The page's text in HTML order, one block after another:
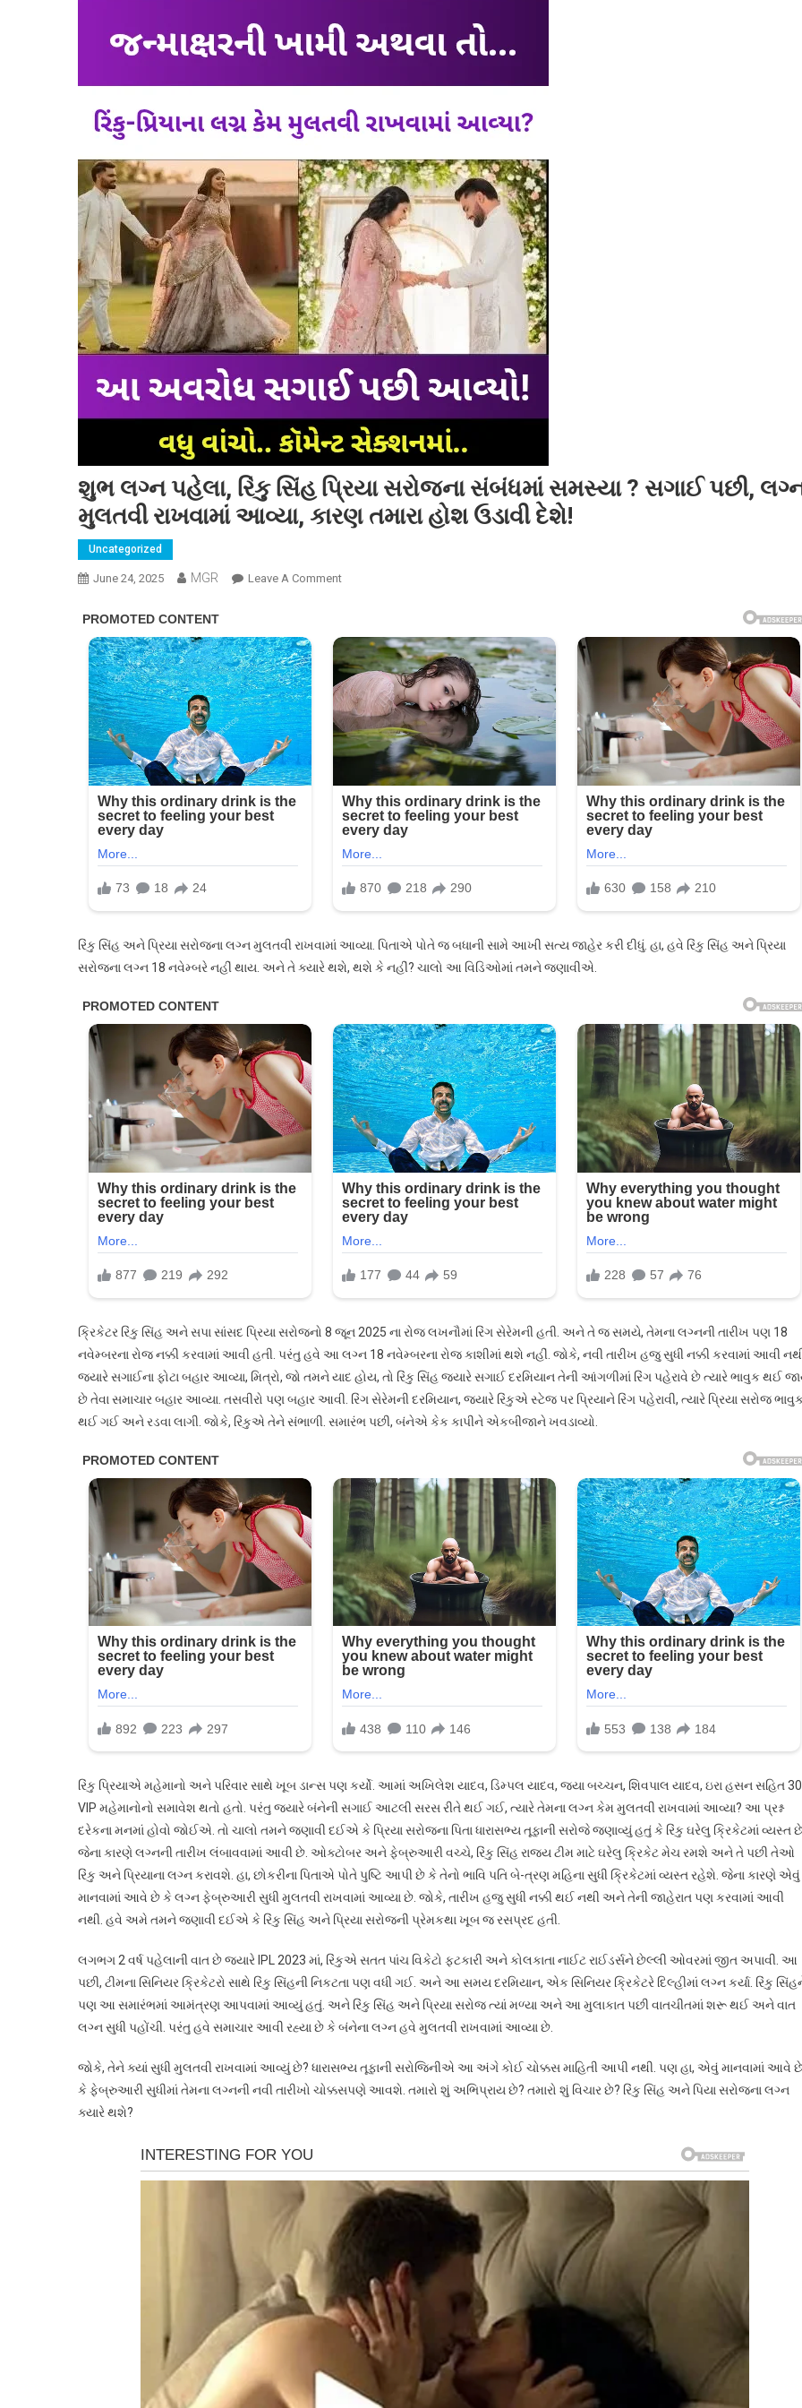
શુભ લગ્ન પહેલા, રિંકુ સિંહ પ્રિયા સરોજના સંબંધમાં સમસ્યા ? સગાઈ પછી,
મુલતવી રાખવામાં આવ્યા, કારણ તમારા હોશ ઉડાવી દેશે!
Uncategorized
June 24, 2025 MGR Leave A CommentOn
પહેલા,
રિંકુ
સિંહ
પ્રિયા
સરોજના
સંબંધમાં
?
સગાઈ
પછી,
મુલતવી
રાખવામાં
તમારા
હોશ
રિંકુ સિંહ અને પ્રિયા સરોજના લગ્ન મુલતવી રાખવામાં આવ્યા. પિતાએ પોતે જ બધાની સામે આખી સત્ય જાહેર કરી દીધું. હા, હવે રિંકુ સિંહ અને પ્રિયા
સરોજના લગ્ન 18 નવેમ્બરે નહીં થાય. અને તે ક્યારે થશે, થશે કે નહીં? ચાલો આ વિડિઓમાં તમને જણાવીએ.
ક્રિકેટર રિંકુ સિંહ અને સપા સાંસદ પ્રિયા સરોજનો 8 જૂન 2025 ના રોજ લખનૌમાં રિંગ સેરેમની હતી. અને તે જ સમયે, તેમના લગ્નની તારીખ પણ 18
નવેમ્બરના રોજ નક્કી કરવામાં આવી હતી. પરંતુ હવે આ લગ્ન 18 નવેમ્બરના રોજ કાશીમાં થશે નહીં. જોકે, નવી તારીખ હજુ સુધી નક્કી કરવામાં આવી
જ્યારે સગાઈના ફોટા બહાર આવ્યા, મિત્રો, જો તમને યાદ હોય, તો રિંકુ સિંહ જ્યારે સગાઈ દરમિયાન તેની આંગળીમાં રિંગ પહેરાવે છે ત્યારે ભાવુક થઈ
છે તેવા સમાચાર બહાર આવ્યા. તસવીરો પણ બહાર આવી. રિંગ સેરેમની દરમિયાન, જ્યારે રિંકુએ સ્ટેજ પર પ્રિયાને રિંગ પહેરાવી, ત્યારે પ્રિયા સરોજ
થઈ ગઈ અને રડવા લાગી. જોકે, રિંકુએ તેને સંભાળી. સમારંભ પછી, બંનેએ કેક કાપીને એકબીજાને ખવડાવ્યો.
રિંકુ પ્રિયાએ મહેમાનો અને પરિવાર સાથે ખૂબ ડાન્સ પણ કર્યો. આમાં અખિલેશ યાદવ, ડિમ્પલ યાદવ, જયા બચ્ચન, શિવપાલ યાદવ, ઇરા હસન સહિત
VIP મહેમાનોનો સમાવેશ થતો હતો. પરંતુ જ્યારે બંનેની સગાઈ આટલી સરસ રીતે થઈ ગઈ, ત્યારે તેમના લગ્ન કેમ મુલતવી રાખવામાં આવ્યા? આ પ્રશ્ન
દરેકના મનમાં હોવો જોઈએ. તો ચાલો તમને જણાવી દઈએ કે પ્રિયા સરોજના પિતા ધારાસભ્ય તૂફાની સરોજે જણાવ્યું હતું કે રિંકુ ઘરેલુ ક્રિકેટમાં વ્યસ્ત
જેના કારણે લગ્નની તારીખ લંબાવવામાં આવી છે. ઓક્ટોબર અને ફેબ્રુઆરી વચ્ચે, રિંકુ સિંહ રાજ્ય ટીમ માટે ઘરેલુ ક્રિકેટ મેચ રમશે અને તે પછી તેઓ
રિંકુ અને પ્રિયાના લગ્ન કરાવશે. હા, છોકરીના પિતાએ પોતે પુષ્ટિ આપી છે કે તેનો ભાવિ પતિ બે-ત્રણ મહિના સુધી ક્રિકેટમાં વ્યસ્ત રહેશે. જેના કારણે એવું
માનવામાં આવે છે કે લગ્ન ફેબ્રુઆરી સુધી મુલતવી રાખવામાં આવ્યા છે. જોકે, તારીખ હજુ સુધી નક્કી થઈ નથી અને તેની જાહેરાત પણ કરવામાં આવી
નથી. હવે અમે તમને જણાવી દઈએ કે રિંકુ સિંહ અને પ્રિયા સરોજની પ્રેમકથા ખૂબ જ રસપ્રદ હતી.
લગભગ 2 વર્ષ પહેલાની વાત છે જ્યારે IPL 2023 માં, રિંકુએ સતત પાંચ વિકેટો ફટકારી અને કોલકાતા નાઈટ રાઈડર્સને છેલ્લી ઓવરમાં જીત અપાવી. આ
પછી, ટીમના સિનિયર ક્રિકેટરો સાથે રિંકુ સિંહની નિકટતા પણ વધી ગઈ. અને આ સમય દરમિયાન, એક સિનિયર ક્રિકેટરે દિલ્હીમાં લગ્ન કર્યા. રિંકુ
પણ આ સમારંભમાં આમંત્રણ આપવામાં આવ્યું હતું. અને રિંકુ સિંહ અને પ્રિયા સરોજ ત્યાં મળ્યા અને આ મુલાકાત પછી વાતચીતમાં શરૂ થઈ અને વાત
લગ્ન સુધી પહોંચી. પરંતુ હવે સમાચાર આવી રહ્યા છે કે બંનેના લગ્ન હવે મુલતવી રાખવામાં આવ્યા છે.
જોકે, તેને ક્યાં સુધી મુલતવી રાખવામાં આવ્યું છે? ધારાસભ્ય તૂફાની સરોજિનીએ આ અંગે કોઈ ચોક્કસ માહિતી આપી નથી. પણ હા, એવું માનવામાં આવે
કે ફેબ્રુઆરી સુધીમાં તેમના લગ્નની નવી તારીખો ચોક્કસપણે આવશે. તમારો શું અભિપ્રાય છે? તમારો શું વિચાર છે? રિંકુ સિંહ અને પિયા સરોજના લગ્ન
ક્યારે થશે?